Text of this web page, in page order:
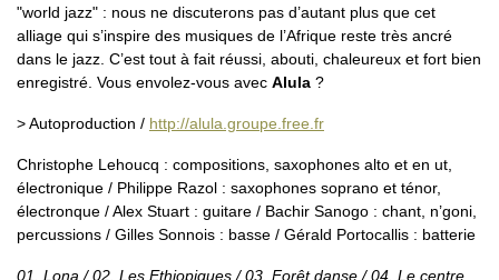
"world jazz" : nous ne discuterons pas d’autant plus que cet
alliage qui s’inspire des musiques de l’Afrique reste très ancré
dans le jazz. C’est tout à fait réussi, abouti, chaleureux et fort bien
enregistré. Vous envolez-vous avec Alula ?
> Autoproduction / http://alula.groupe.free.fr
Christophe Lehoucq : compositions, saxophones alto et en ut,
électronique / Philippe Razol : saxophones soprano et ténor,
électronque / Alex Stuart : guitare / Bachir Sanogo : chant, n’goni,
percussions / Gilles Sonnois : basse / Gérald Portocallis : batterie
01. Lona / 02. Les Ethiopiques / 03. Forêt danse / 04. Le centre